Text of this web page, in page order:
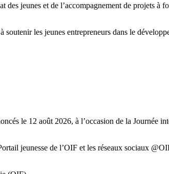
jeunes et de l’accompagnement de projets à
les jeunes entrepreneurs dans le
le 12 août 2026, à l’occasion de la Journée
jeunesse de l’OIF et les réseaux sociaux